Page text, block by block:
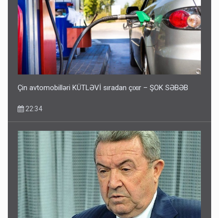
Paşinyan Əliyevə zəng etməsindən danışdı
16:18
İlham Əliyev müharibədə də, sülhdə də qalib gəldi -
Hikmət Hacıyev
Çin avtomobilləri KÜTLƏVİ sıradan çıxır – ŞOK SƏBƏB
22:34